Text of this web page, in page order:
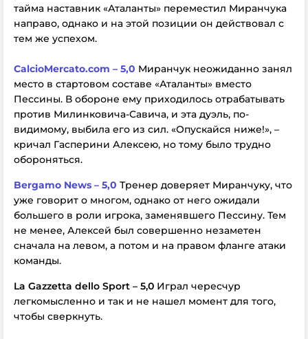
тайма наставник «Аталанты» переместил Миранчука
направо, однако и на этой позиции он действовал с
тем же успехом.
CalcioMercato.com – 5,0 Миранчук неожиданно занял
место в стартовом составе «Аталанты» вместо
Пессины. В обороне ему приходилось отрабатывать
против Милинковича-Савича, и эта дуэль, по-
видимому, выбила его из сил. «Опускайся ниже!», –
кричал Гасперини Алексею, но тому было трудно
обороняться.
Bergamo News – 5,0 Тренер доверяет Миранчуку, что
уже говорит о многом, однако от него ожидали
большего в роли игрока, заменявшего Пессину. Тем
не менее, Алексей был совершенно незаметен
сначала на левом, а потом и на правом фланге атаки
команды.
La Gazzetta dello Sport – 5,0 Играл чересчур
легкомысленно и так и не нашел момент для того,
чтобы сверкнуть.